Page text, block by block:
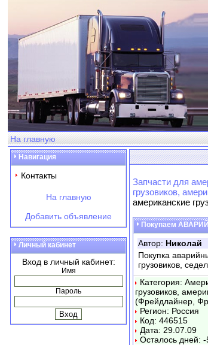
На главную
Навигация
Контакты
На главную
Добавить объявление
Личный кабинет
Вход в личный кабинет:
Имя
Пароль
Запчасти для
грузовиков,
американские
Покупаем
Автор: Николай
Покупка
грузовиков,
Категория:
грузовиков,
(Фрейдлайнер,
Регион: Россия
Код: 446515
Дата: 29.07.09
Осталось дней: